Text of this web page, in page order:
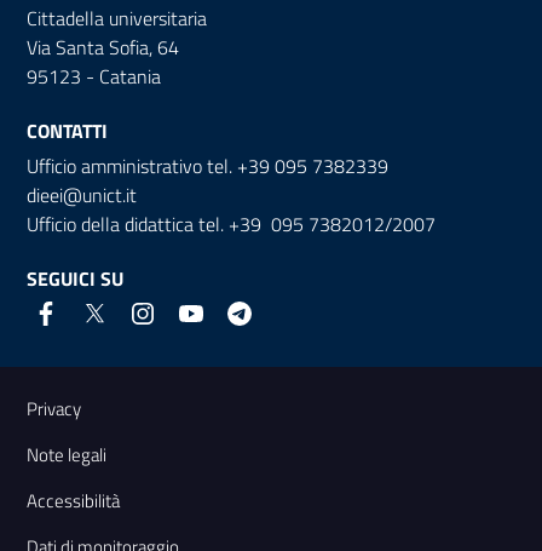
Cittadella universitaria
Via Santa Sofia, 64
95123 - Catania
CONTATTI
Ufficio amministrativo tel. +39 095 7382339
dieei@unict.it
Ufficio della didattica tel. +39 095 7382012/2007
SEGUICI SU
Link e informazioni utili
Privacy
Note legali
Accessibilità